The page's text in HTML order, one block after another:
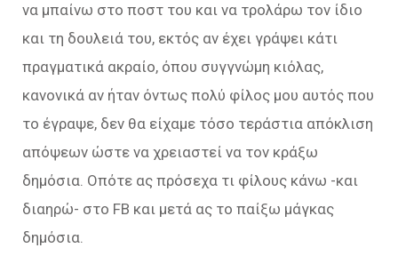
να μπαίνω στο ποστ του και να τρολάρω τον ίδιο
και τη δουλειά του, εκτός αν έχει γράψει κάτι
πραγματικά ακραίο, όπου συγγνώμη κιόλας,
κανονικά αν ήταν όντως πολύ φίλος μου αυτός που
το έγραψε, δεν θα είχαμε τόσο τεράστια απόκλιση
απόψεων ώστε να χρειαστεί να τον κράξω
δημόσια. Οπότε ας πρόσεχα τι φίλους κάνω -και
διαηρώ- στο FB και μετά ας το παίξω μάγκας
δημόσια.